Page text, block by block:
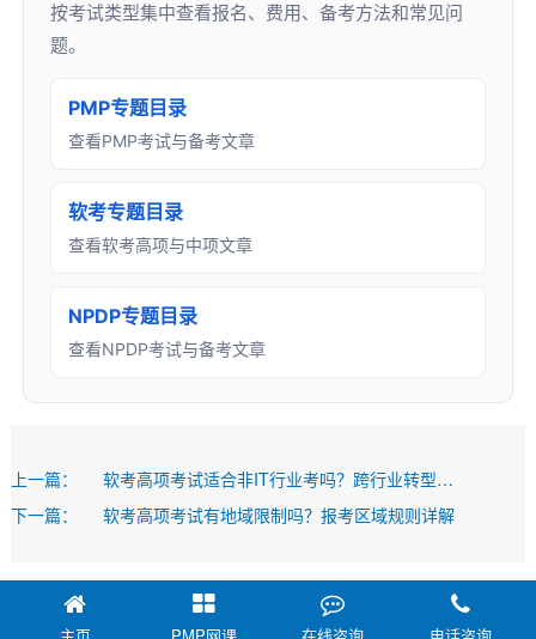
按考试类型集中查看报名、费用、备考方法和常见问
题。
PMP专题目录
查看PMP考试与备考文章
软考专题目录
查看软考高项与中项文章
NPDP专题目录
查看NPDP考试与备考文章
上一篇：
软考高项考试适合非IT行业考吗？跨行业转型指南
下一篇：
软考高项考试有地域限制吗？报考区域规则详解